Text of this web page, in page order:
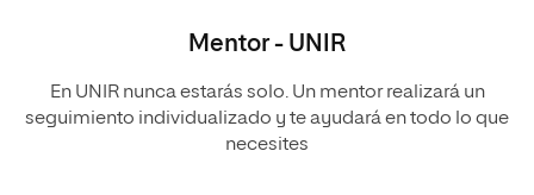
Mentor - UNIR
En UNIR nunca estarás solo. Un mentor realizará un
seguimiento individualizado y te ayudará en todo lo que
necesites